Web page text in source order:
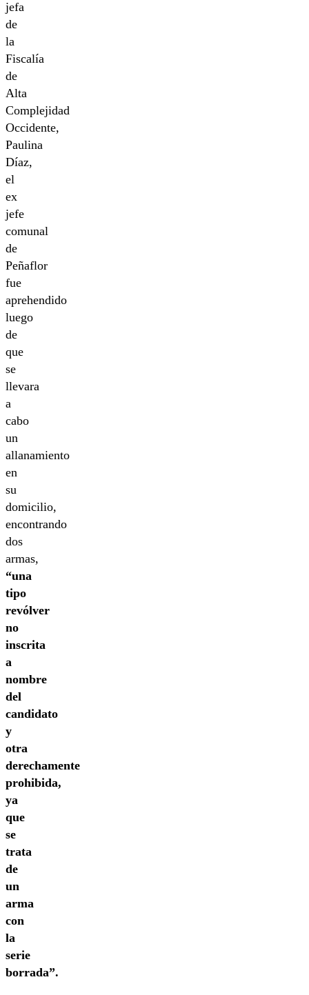
jefa
de
la
Fiscalía
de
Alta
Complejidad
Occidente,
Paulina
Díaz,
el
ex
jefe
comunal
de
Peñaflor
fue
aprehendido
luego
de
que
se
llevara
a
cabo
un
allanamiento
en
su
domicilio,
encontrando
dos
armas,
“una
tipo
revólver
no
inscrita
a
nombre
del
candidato
y
otra
derechamente
prohibida,
ya
que
se
trata
de
un
arma
con
la
serie
borrada”.